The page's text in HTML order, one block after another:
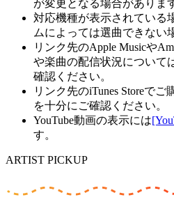
が変更となる場合がありま
対応機種が表示されている
ムによっては選曲できない
リンク先のApple Musicや
や楽曲の配信状況について
確認ください。
リンク先のiTunes Storeで
を十分にご確認ください。
YouTube動画の表示には
す。
ARTIST PICKUP